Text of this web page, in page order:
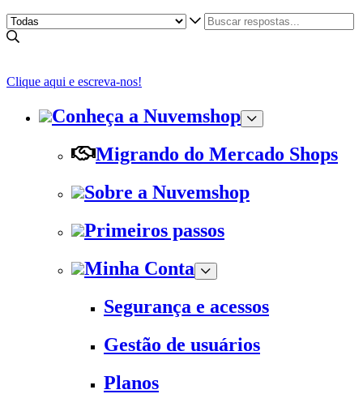
Clique aqui e escreva-nos!
Conheça a Nuvemshop
Migrando do Mercado Shops
Sobre a Nuvemshop
Primeiros passos
Minha Conta
Segurança e acessos
Gestão de usuários
Planos